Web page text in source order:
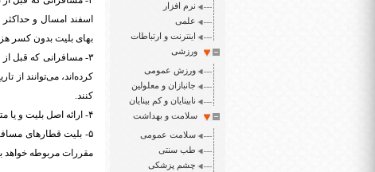
نرم افزار
علمی
اینترنت و ارتباطات
ورزشی
ورزش عمومی
جانبازان و معلولین
نابینایان و کم بینایان
سلامت و بهداشت
سلامت عمومی
طب سنتی
چشم پزشکی
بهای بلیت بدون کسر
کرده‌اند، می‌توانند از تاریخ ۱۶ فروردین ۹۹ به مدت یک ماه با مراجعه
کنند.
۴- ارائه اصل بلیت و یا متن پیامک الکترونیک شده آن به همراه کارت ملی در زمان استرداد الزامی است.
مقررات مربوطه خواهد